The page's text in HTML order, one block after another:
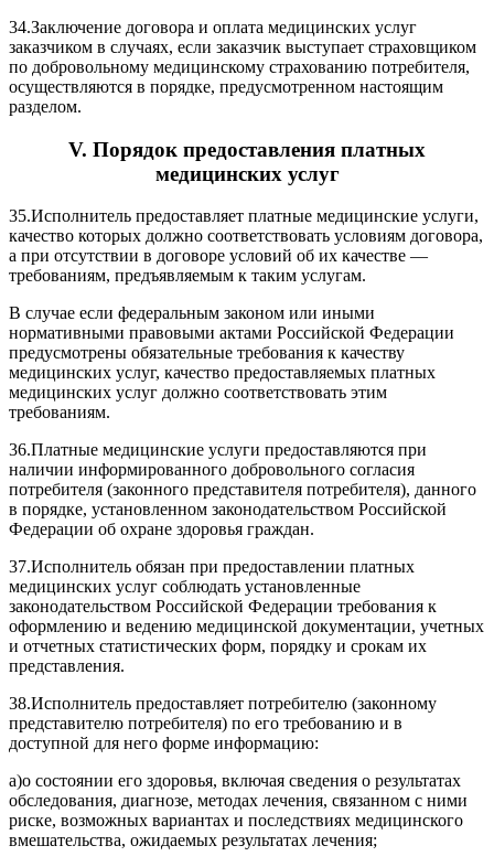
34.Заключение договора и оплата медицинских услуг
заказчиком в случаях, если заказчик выступает страховщиком
по добровольному медицинскому страхованию потребителя,
осуществляются в порядке, предусмотренном настоящим
разделом.
V. Порядок предоставления платных
медицинских услуг
35.Исполнитель предоставляет платные медицинские услуги,
качество которых должно соответствовать условиям договора,
а при отсутствии в договоре условий об их качестве —
требованиям, предъявляемым к таким услугам.
В случае если федеральным законом или иными
нормативными правовыми актами Российской Федерации
предусмотрены обязательные требования к качеству
медицинских услуг, качество предоставляемых платных
медицинских услуг должно соответствовать этим
требованиям.
36.Платные медицинские услуги предоставляются при
наличии информированного добровольного согласия
потребителя (законного представителя потребителя), данного
в порядке, установленном законодательством Российской
Федерации об охране здоровья граждан.
37.Исполнитель обязан при предоставлении платных
медицинских услуг соблюдать установленные
законодательством Российской Федерации требования к
оформлению и ведению медицинской документации, учетных
и отчетных статистических форм, порядку и срокам их
представления.
38.Исполнитель предоставляет потребителю (законному
представителю потребителя) по его требованию и в
доступной для него форме информацию:
а)о состоянии его здоровья, включая сведения о результатах
обследования, диагнозе, методах лечения, связанном с ними
риске, возможных вариантах и последствиях медицинского
вмешательства, ожидаемых результатах лечения;